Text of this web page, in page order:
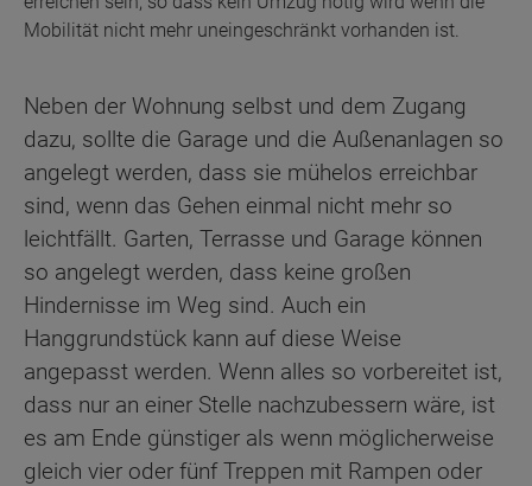
Mobilität nicht mehr uneingeschränkt vorhanden ist.
Neben der Wohnung selbst und dem Zugang
dazu, sollte die Garage und die Außenanlagen so
angelegt werden, dass sie mühelos erreichbar
sind, wenn das Gehen einmal nicht mehr so
leichtfällt. Garten, Terrasse und Garage können
so angelegt werden, dass keine großen
Hindernisse im Weg sind. Auch ein
Hanggrundstück kann auf diese Weise
angepasst werden. Wenn alles so vorbereitet ist,
dass nur an einer Stelle nachzubessern wäre, ist
es am Ende günstiger als wenn möglicherweise
gleich vier oder fünf Treppen mit Rampen oder